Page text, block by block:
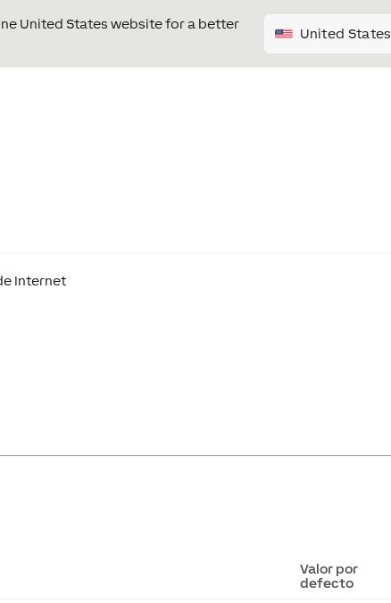
United States website for a better
United States
Internet
Valor por
defecto